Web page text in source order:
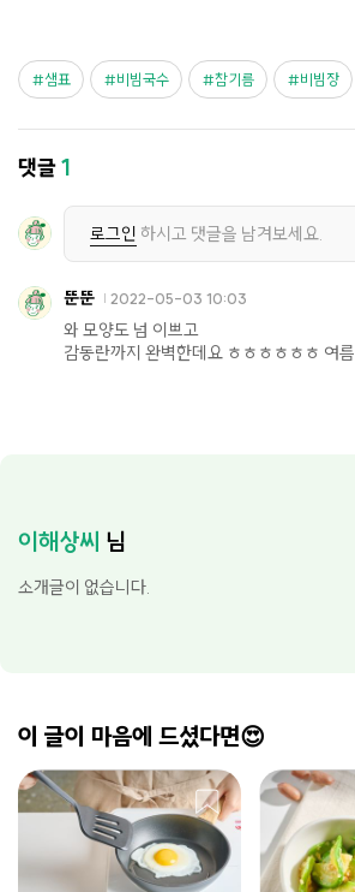
샘표 비빔국수 참기름 비빔장
댓글1
로그인 하시고 댓글을 남겨보세요.
뚠뚠 2022-05-03 10:03
와 모양도 넘 이쁘고
감동란까지 완벽한데요 ㅎㅎㅎㅎㅎㅎ 여
이해상씨 님
소개글이 없습니다.
이 글이 마음에 드셨다면😍